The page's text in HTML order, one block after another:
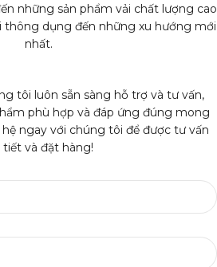
những sản phẩm vải chất lượng cao
thông dụng đến những xu hướng mới
nhất.
tôi luôn sẵn sàng hỗ trợ và tư vấn,
phù hợp và đáp ứng đúng mong
ngay với chúng tôi để được tư vấn
tiết và đặt hàng!